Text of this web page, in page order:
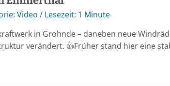
Video /
1 Minute
in Grohnde – daneben neue
verändert. 👍Früher stand hier eine